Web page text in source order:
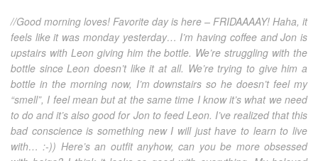
//Good morning loves! Favorite day is here – FRIDAAAAY! Haha, it
feels like it was monday yesterday… I’m having coffee and Jon is
upstairs with Leon giving him the bottle. We’re struggling with the
bottle since Leon doesn’t like it at all. We’re trying to give him a
bottle in the morning now, I’m downstairs so he doesn’t feel my
“smell”, I feel mean but at the same time I know it’s what we need
to do and it’s also good for Jon to feed Leon. I’ve realized that this
bad conscience is something new I will just have to learn to live
with… :-)) Here’s an outfit anyhow, can you be more obsessed